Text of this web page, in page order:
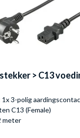
> C13
3-polig
C13 (Female)
meter